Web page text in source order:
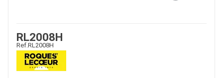
RL2008H
Ref.RL2008H